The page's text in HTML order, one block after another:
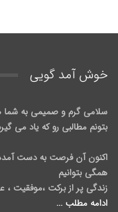
خوش آمد گويی
سلامی گرم و صمیمی به شما
بتونم مطالبی رو که یاد می
اکنون آن فرصت به دست آمده
همگی بتوانیم
زندگی پر از برکت ،موفقیت ،
ادامه مطلب ...